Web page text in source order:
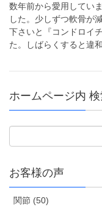
数年前から愛用してい
した。少しずつ軟骨が
下さいと『コンドロイ
た。しばらくすると違
ホームページ内 検
お客様の声
関節 (50)